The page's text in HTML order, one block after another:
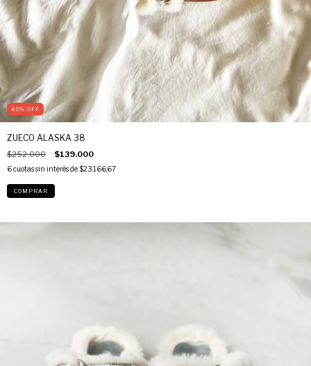
45% OFF
ZUECO ALASKA 38
$252.000 $139.000
6cuotas sin interés de$23.166,67
COMPRAR